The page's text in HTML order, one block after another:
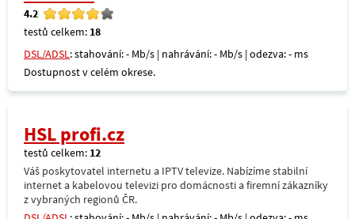
4.2
testů celkem: 18
DSL/ADSL: stahování: - Mb/s | nahrávání: - Mb/s | odezva: - ms
Dostupnost v celém okrese.
HSL profi.cz
testů celkem: 12
Váš poskytovatel internetu a IPTV televize. Nabízíme stabilní
internet a kabelovou televizi pro domácnosti a firemní zákazníky
z vybraných regionů ČR.